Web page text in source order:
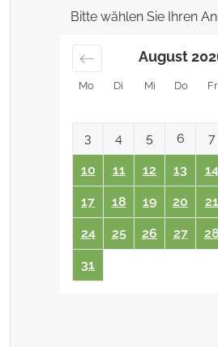
Bitte wählen Sie Ihren
Mo Di Mi Do Fr
August
3 4 5 6 7
10 11 12 13 14
17 18 19 20 21
24 25 26 27 28
31